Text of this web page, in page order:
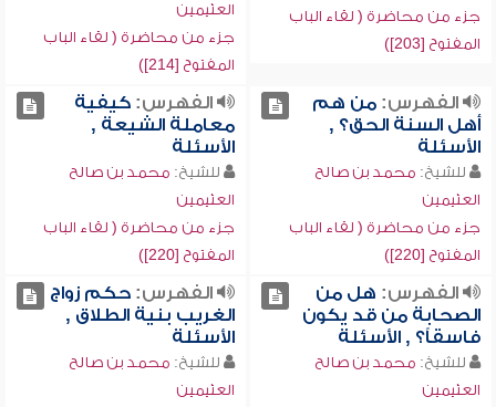
جزء من محاضرة ( لقاء الباب
المفتوح [203])
العثيمين
جزء من محاضرة ( لقاء الباب
المفتوح [214])
الفهرس:من هم
أهل السنة الحق؟ ,
الأسئلة
للشيخ: محمد بن صالح
العثيمين
جزء من محاضرة ( لقاء الباب
المفتوح [220])
الفهرس:كيفية
معاملة الشيعة ,
الأسئلة
للشيخ: محمد بن صالح
العثيمين
جزء من محاضرة ( لقاء الباب
المفتوح [220])
الفهرس: هل من
الصحابة من قد يكون
فاسقاً؟ , الأسئلة
للشيخ: محمد بن صالح
العثيمين
الفهرس:حكم زواج
الغريب بنية الطلاق ,
الأسئلة
للشيخ: محمد بن صالح
العثيمين